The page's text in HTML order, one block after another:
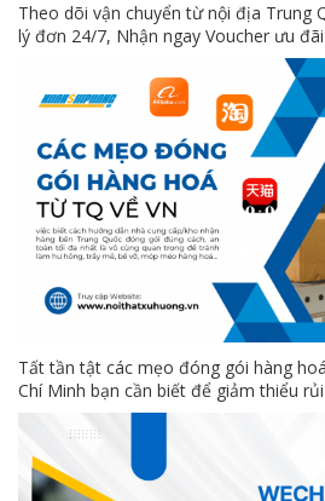
Theo dõi vận chuyển từ nội địa Trung
lý đơn 24/7, Nhận ngay Voucher ưu đãi
Tất tần tật các mẹo đóng gói hàng
Chí Minh bạn cần biết để giảm thiểu